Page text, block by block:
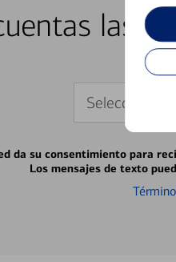
las
Seleccione
da su consentimiento para
Los mensajes de texto